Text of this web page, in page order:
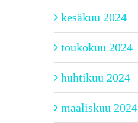
kesäkuu 2024
toukokuu 2024
huhtikuu 2024
maaliskuu 2024